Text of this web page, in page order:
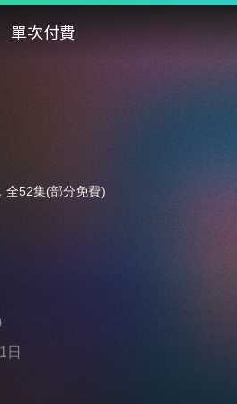
單次付費
全52集(部分免費)
日